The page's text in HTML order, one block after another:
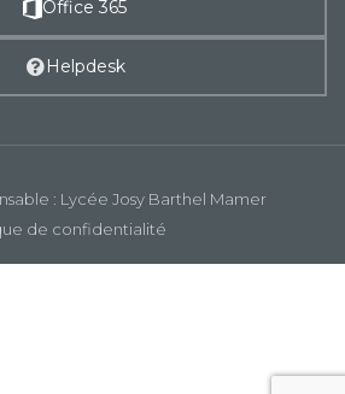
Office 365
Helpdesk
: Lycée Josy Barthel Mamer
de confidentialité